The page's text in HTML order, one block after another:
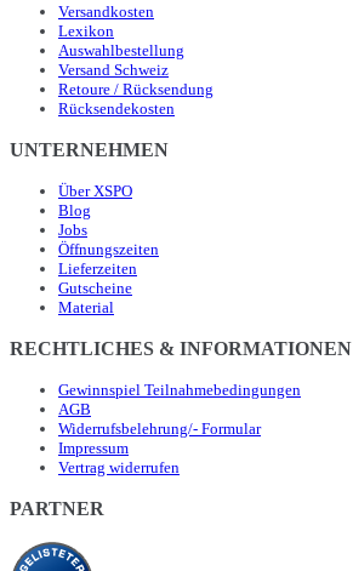
Versandkosten
Lexikon
Auswahlbestellung
Versand Schweiz
Retoure / Rücksendung
Rücksendekosten
UNTERNEHMEN
Über XSPO
Blog
Jobs
Öffnungszeiten
Lieferzeiten
Gutscheine
Material
RECHTLICHES & INFORMATIONEN
Gewinnspiel Teilnahmebedingungen
AGB
Widerrufsbelehrung/- Formular
Impressum
Vertrag widerrufen
PARTNER